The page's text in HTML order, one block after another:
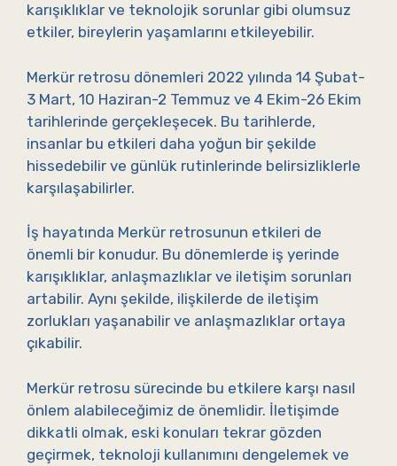
karışıklıklar ve teknolojik sorunlar gibi olumsuz
etkiler, bireylerin yaşamlarını etkileyebilir.
Merkür retrosu dönemleri 2022 yılında 14 Şubat-
3 Mart, 10 Haziran-2 Temmuz ve 4 Ekim-26 Ekim
tarihlerinde gerçekleşecek. Bu tarihlerde,
insanlar bu etkileri daha yoğun bir şekilde
hissedebilir ve günlük rutinlerinde belirsizliklerle
karşılaşabilirler.
İş hayatında Merkür retrosunun etkileri de
önemli bir konudur. Bu dönemlerde iş yerinde
karışıklıklar, anlaşmazlıklar ve iletişim sorunları
artabilir. Aynı şekilde, ilişkilerde de iletişim
zorlukları yaşanabilir ve anlaşmazlıklar ortaya
çıkabilir.
Merkür retrosu sürecinde bu etkilere karşı nasıl
önlem alabileceğimiz de önemlidir. İletişimde
dikkatli olmak, eski konuları tekrar gözden
geçirmek, teknoloji kullanımını dengelemek ve